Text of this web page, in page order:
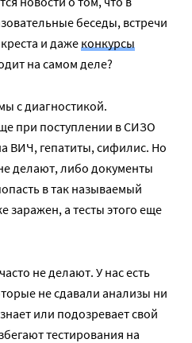
беседы, встречи
и дажеконкурсы
на самом деле?
с диагностикой.
при поступлении в СИЗО
ВИЧ, гепатиты, сифилис. Но
делают, либо документы
в так называемый
заражен, а тесты этого еще
не делают. У нас есть
не сдавали анализы ни
или подозревает свой
тестирования на